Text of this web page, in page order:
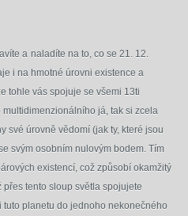
a naladíte na to, co se 21. 12.
i na hmotné úrovni existence a
tohle vás spojuje se všemi 13ti
já, tak si zcela
své úrovně vědomí (jak ty, které jsou
svým osobním nulovým bodem. Tím
existencí, což způsobí okamžitý
tento sloup světla spojujete
planetu do jednoho nekonečného